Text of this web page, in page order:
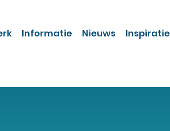
Informatie Nieuws Inspiratie